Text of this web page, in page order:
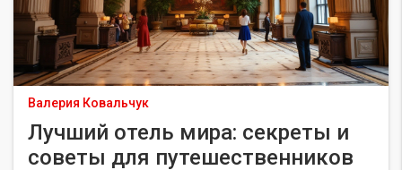
Валерия Ковальчук
Лучший отель мира: секреты и
советы для путешественников